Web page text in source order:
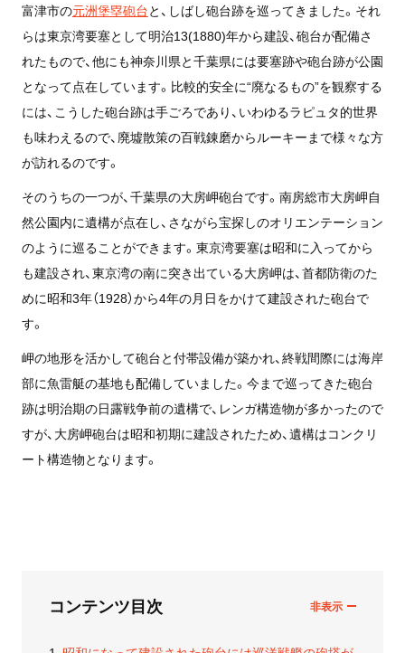
富津市の元洲堡塁砲台と、しばし砲台跡を巡ってきました。それ
らは東京湾要塞として明治13(1880)年から建設、砲台が配備さ
れたもので、他にも神奈川県と千葉県には要塞跡や砲台跡が公園
となって点在しています。比較的安全に“廃なるもの”を観察する
には、こうした砲台跡は手ごろであり、いわゆるラピュタ的世界
も味わえるので、廃墟散策の百戦錬磨からルーキーまで様々な方
が訪れるのです。
そのうちの一つが、千葉県の大房岬砲台です。南房総市大房岬自
然公園内に遺構が点在し、さながら宝探しのオリエンテーション
のように巡ることができます。東京湾要塞は昭和に入ってから
も建設され、東京湾の南に突き出ている大房岬は、首都防衛のた
めに昭和3年（1928）から4年の月日をかけて建設された砲台で
す。
岬の地形を活かして砲台と付帯設備が築かれ、終戦間際には海岸
部に魚雷艇の基地も配備していました。今まで巡ってきた砲台
跡は明治期の日露戦争前の遺構で、レンガ構造物が多かったので
すが、大房岬砲台は昭和初期に建設されたため、遺構はコンクリ
ート構造物となります。
コンテンツ目次